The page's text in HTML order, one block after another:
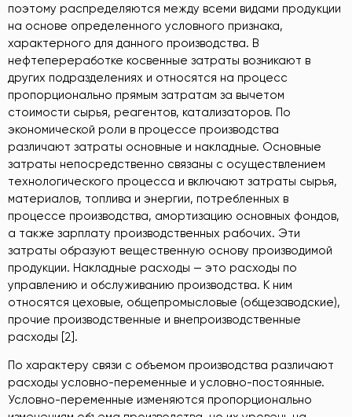
поэтому распределяются между всеми видами продукции
на основе определенного условного признака,
характерного для данного производства. В
нефтепереработке косвенные затраты возникают в
других подразделениях и относятся на процесс
пропорционально прямым затратам за вычетом
стоимости сырья, реагентов, катализаторов. По
экономической роли в процессе производства
различают затраты основные и накладные. Основные
затраты непосредственно связаны с осуществлением
технологического процесса и включают затраты сырья,
материалов, топлива и энергии, потребленных в
процессе производства, амортизацию основных фондов,
а также зарплату производственных рабочих. Эти
затраты образуют вещественную основу производимой
продукции. Накладные расходы — это расходы по
управлению и обслуживанию производства. К ним
относятся цеховые, общепромысловые (общезаводские),
прочие производственные и внепроизводственные
расходы [2].
По характеру связи с объемом производства различают
расходы условно-переменные и условно-постоянные.
Условно-переменные изменяются пропорционально